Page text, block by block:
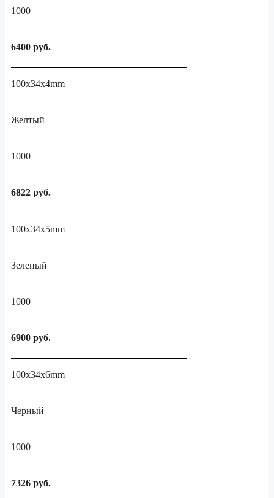
1000
6400 руб.
100x34x4mm
Желтый
1000
6822 руб.
100x34x5mm
Зеленый
1000
6900 руб.
100x34x6mm
Черный
1000
7326 руб.